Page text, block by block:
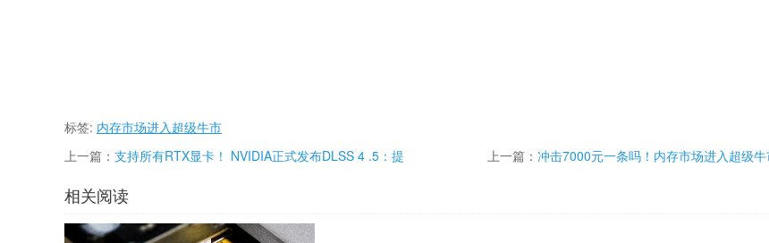
标签: 内存市场进入超级牛市
上一篇： 支持所有RTX显卡！ NVIDIA正式发布DLSS 4 .5：提
上一篇： 冲击7000元一条吗！内存市场进入超级
相关阅读